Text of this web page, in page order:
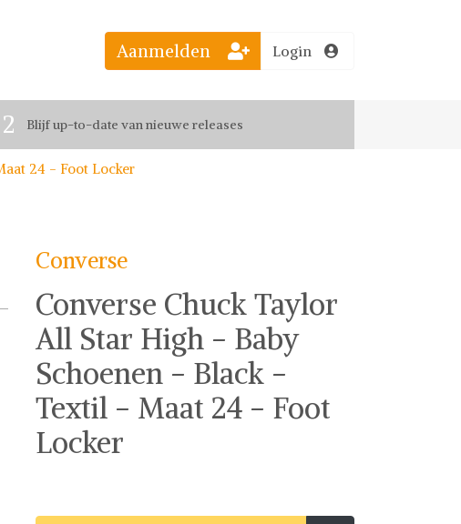
Bestel jouw favoriete looks
2 Blijf up-to-date van nieuwe releases
3 Deel de leukste items met vrienden
Aanmelden Login
24 - Foot Locker
Converse
Converse Chuck Taylor
All Star High - Baby
Schoenen - Black -
Textil - Maat 24 - Foot
Locker